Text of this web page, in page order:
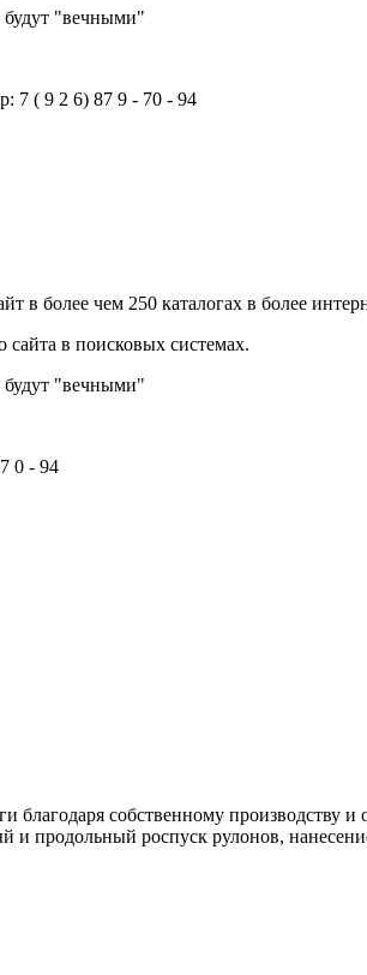
будут "вечными"
7 ( 9 2 6) 87 9 - 70 - 94
в более чем 250 каталогах в более
в поисковых системах.
будут "вечными"
0 - 94
собственному производству и
и продольный роспуск рулонов,